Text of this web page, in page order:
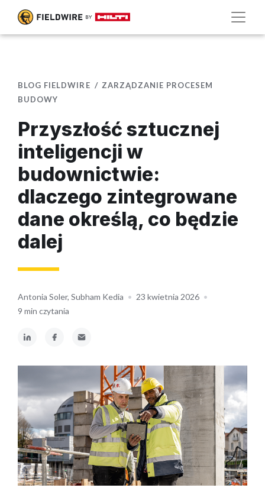
BLOG FIELDWIRE
ZARZĄDZANIE PROCESEM
BUDOWY
Przyszłość sztucznej
inteligencji w
budownictwie:
dlaczego zintegrowane
dane określą, co będzie
dalej
Antonia Soler, Subham Kedia • 23 kwietnia 2026 •
9 min czytania